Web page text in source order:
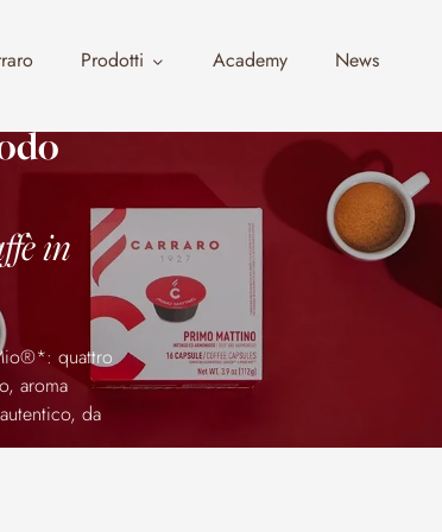
Prodotti Academy News
in
quattro
aroma
da